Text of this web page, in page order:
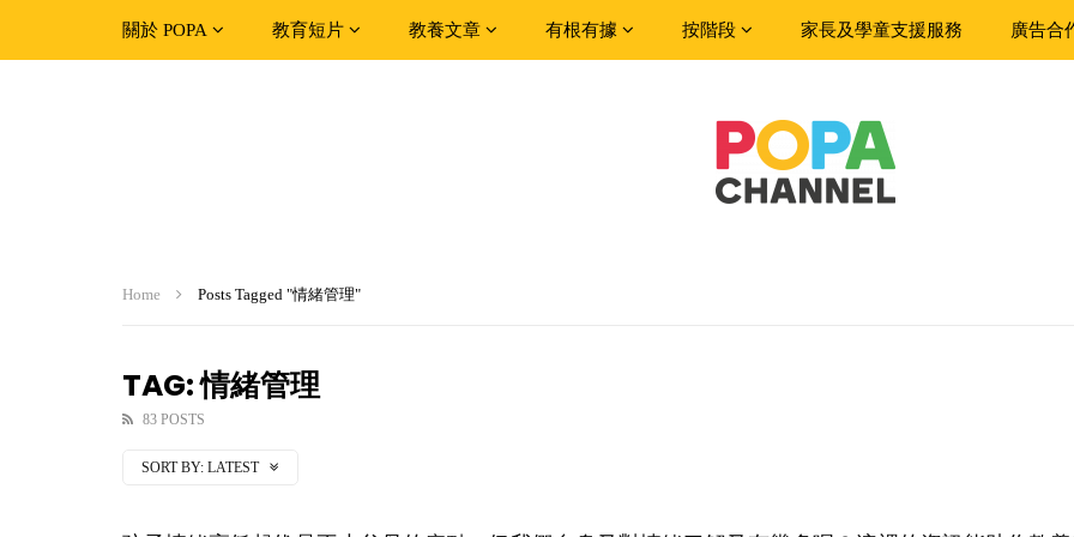
關於 POPA 教育短片 教養文章 有根有據 按階段 家長及學童支援服務 廣告合
Home Posts Tagged "情緒管理"
TAG: 情緒管理
83 POSTS
SORT BY: LATEST